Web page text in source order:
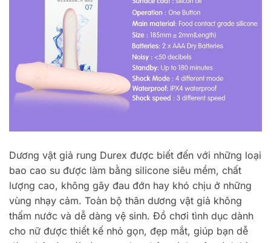
Dương vật giả rung Durex được biết đến với những loại
bao cao su được làm bằng silicone siêu mềm, chất
lượng cao, không gây đau đớn hay khó chịu ở những
vùng nhạy cảm. Toàn bộ thân dương vật giả không
thấm nước và dễ dàng vệ sinh. Đồ chơi tình dục dành
cho nữ được thiết kế nhỏ gọn, đẹp mắt, giúp bạn dễ